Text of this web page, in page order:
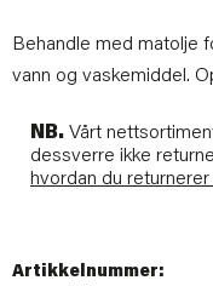
Behandle med matolje
vann og vaskemiddel.
NB. Vårt
dessverre ikke
hvordan du returnerer
Artikkelnummer: